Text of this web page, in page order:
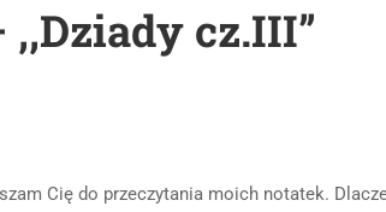
cz.III”
Cię do przeczytania moich notatek.